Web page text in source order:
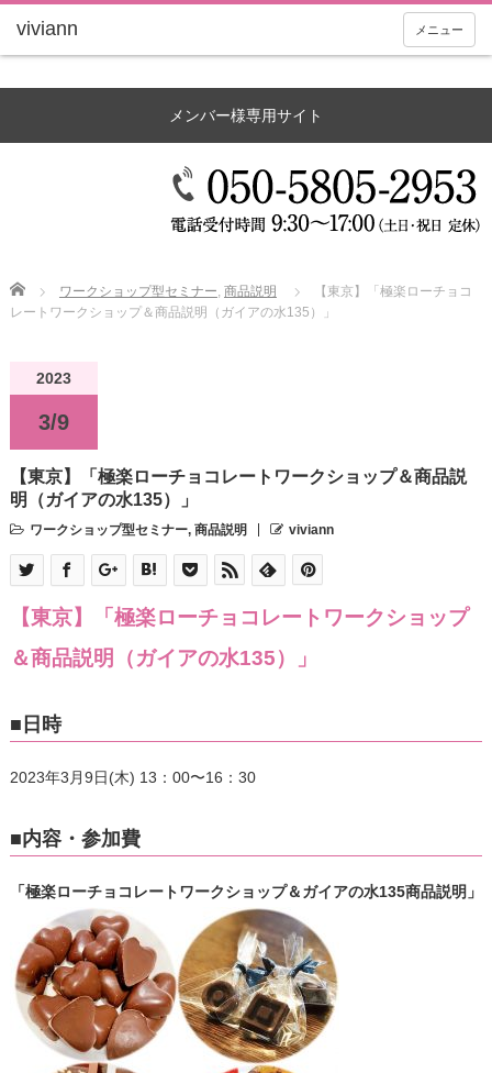
メニュー
メンバー様専用サイト
Home ワークショップ型セミナー, 商品説明
【東京】「極楽ローチョコ
レートワークショップ＆商品説明（ガイアの水135）」
2023
3/9
【東京】「極楽ローチョコレートワークショップ＆商品説
明（ガイアの水135）」
ワークショップ型セミナー, 商品説明 viviann
【東京】「極楽ローチョコレートワークショップ
＆商品説明（ガイアの水135）」
■日時
2023年3月9日(木) 13：00〜16：30
■内容・参加費
「極楽ローチョコレートワークショップ＆ガイアの水135商品説明」